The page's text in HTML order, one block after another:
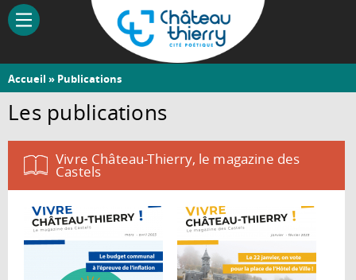
Aller
contenu
Château-
Thierry
Vous
êtes
ici
Accueil » Publications
Les publications
Vivre Château-Thierry, le magazine des
Castels